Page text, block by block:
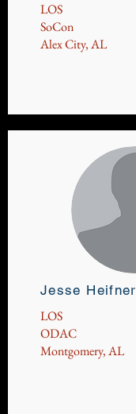
LOS
SoCon
Alex City, AL
Jesse Heifner
LOS
ODAC
Montgomery, AL